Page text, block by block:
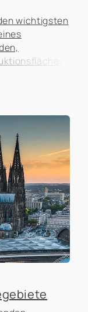
wichtigsten
für
und die
des
wir häufig,
Standort
werden
ohne die
zu